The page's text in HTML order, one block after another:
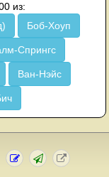
из:
Боб-Хоуп
Спрингс
Ван-Нэйс